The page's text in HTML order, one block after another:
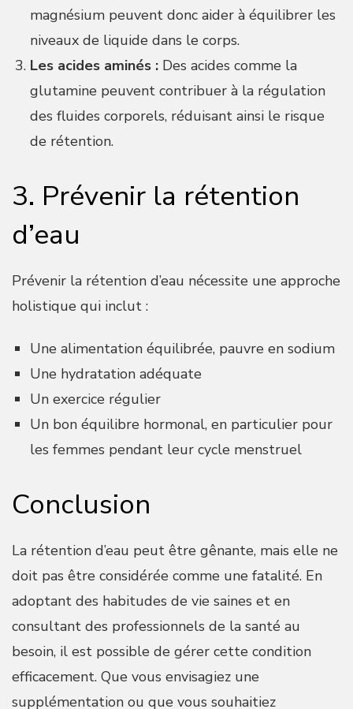
magnésium peuvent donc aider à équilibrer les
niveaux de liquide dans le corps.
Les acides aminés : Des acides comme la
glutamine peuvent contribuer à la régulation
des fluides corporels, réduisant ainsi le risque
de rétention.
3. Prévenir la rétention
d’eau
Prévenir la rétention d’eau nécessite une approche
holistique qui inclut :
Une alimentation équilibrée, pauvre en sodium
Une hydratation adéquate
Un exercice régulier
Un bon équilibre hormonal, en particulier pour
les femmes pendant leur cycle menstruel
Conclusion
La rétention d’eau peut être gênante, mais elle ne
doit pas être considérée comme une fatalité. En
adoptant des habitudes de vie saines et en
consultant des professionnels de la santé au
besoin, il est possible de gérer cette condition
efficacement. Que vous envisagiez une
supplémentation ou que vous souhaitiez